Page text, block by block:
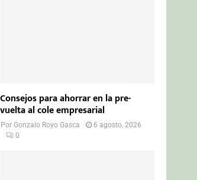
Consejos para ahorrar en la pre-
vuelta al cole empresarial
PorGonzalo Royo Gasca
6 agosto, 2026
0